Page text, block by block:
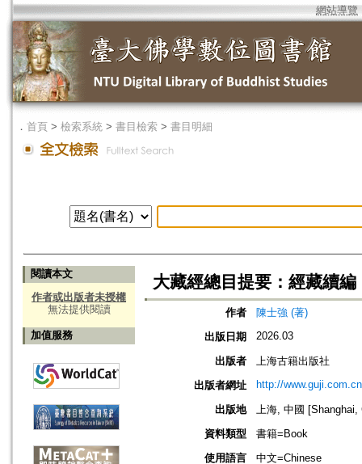
網站導覽
． 首頁 > 檢索系統 > 書目檢索 > 書目明細
閱讀本文
作者或出版者未授權
無法提供閱讀
加值服務
大藏經總目提要：經藏續編
作者
陳士強 (著)
出版日期
2026.03
出版者
上海古籍出版社
出版者網址
http://
出版地
上海, 中國 [Shanghai,
資料類型
書籍=Book
使用語言
中文=Chinese